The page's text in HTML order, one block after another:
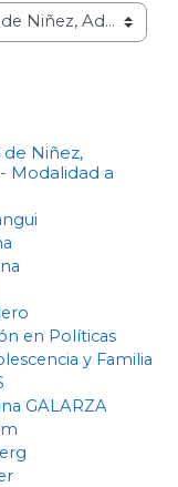
Niñez,
Modalidad a
en Políticas
y Familia
GALARZA